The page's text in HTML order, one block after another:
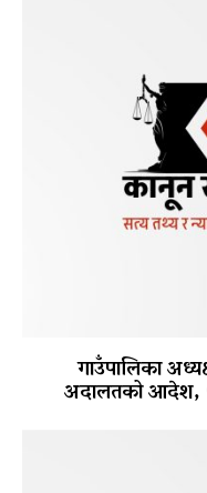
गाउँपालिका
अदालतको आदेश, ५